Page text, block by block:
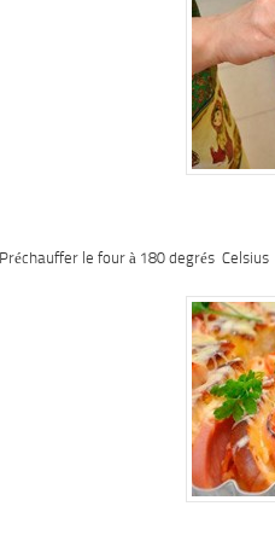
Préchauffer le four à 180 degrés Celsius